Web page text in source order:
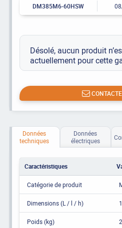
DM385M6-60HSW
Désolé, aucun produit
actuellement pour cette
Données
techniques
Données
électriques
Caractéristiques
Catégorie de produit
Dimensions (L / l / h)
Poids (kg)